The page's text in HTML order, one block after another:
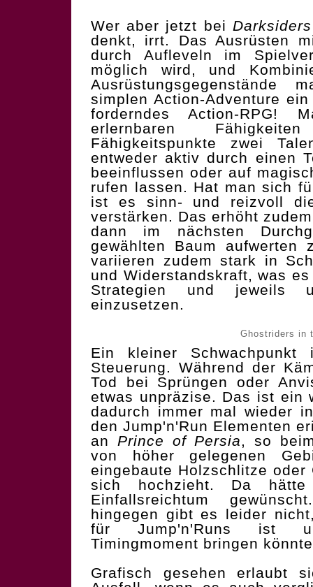
Wer aber jetzt bei
denkt, irrt. Das Ausrüsten
durch Aufleveln im
möglich wird, und
simplen Action-Adventure
forderndes Action-RPG!
erlernbaren
Fähigkeitspunkte zwei
entweder aktiv durch einen
beeinflussen oder auf
rufen lassen. Hat man sich
ist es sinn- und reizvoll
verstärken. Das erhöht
dann im nächsten
gewählten Baum aufwerten
variieren zudem stark in
und Widerstandskraft, was
Strategien und jeweils
einzusetzen.
Ghostriders in
Ein kleiner
Steuerung. Während der
Tod bei Sprüngen oder
etwas unpräzise. Das ist ein
dadurch immer mal wieder
den Jump'n'Run Elementen
an Prince of Persia, so
von höher gelegenen
eingebaute Holzschlitze oder
sich hochzieht. Da
Einfallsreichtum
hingegen gibt es leider
für Jump'n'Runs ist
Timingmoment bringen
Grafisch gesehen erlaubt